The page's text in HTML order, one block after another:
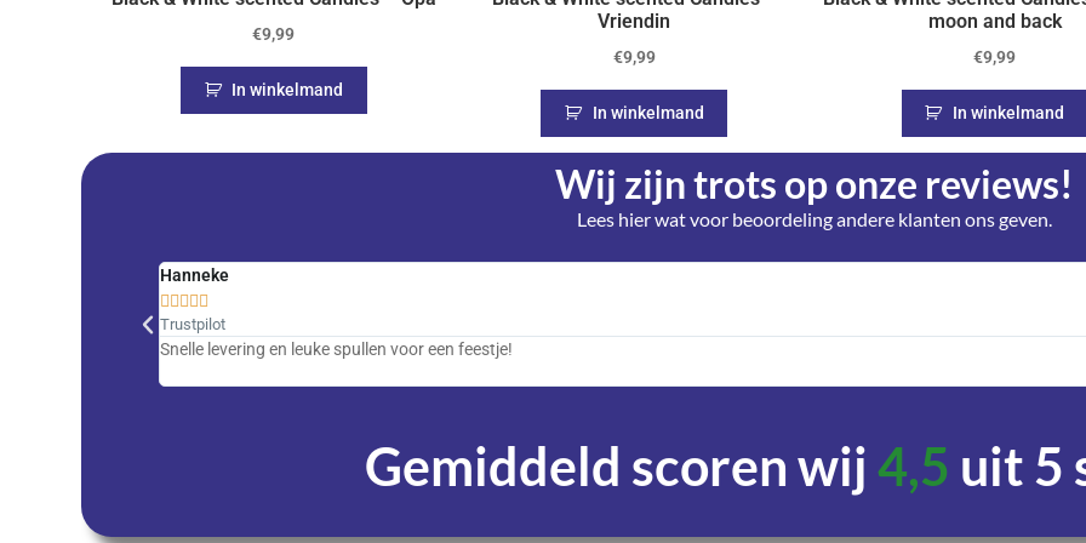
€9,99
In winkelmand
Vriendin
€9,99
In winkelmand
moon and back
€9,99
In winkelmand
Wij zijn trots op onze reviews!
Lees hier wat voor beoordeling andere klanten ons geven.
Hanneke
    
Trustpilot
Snelle levering en leuke spullen voor een feestje!
Gemiddeld scoren wij4,5 uit 5